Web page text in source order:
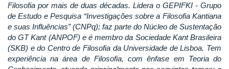
Filosofia por mais de duas décadas. Lidera o GEPIFKI - Grupo
de Estudo e Pesquisa “Investigações sobre a Filosofia Kantiana
e suas Influências” (CNPq); faz parte do Núcleo de Sustentação
do GT Kant (ANPOF) e é membro da Sociedade Kant Brasileira
(SKB) e do Centro de Filosofia da Universidade de Lisboa. Tem
experiência na área de Filosofia, com ênfase em Teoria do